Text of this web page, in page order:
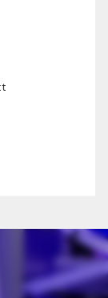
súlyától
szállítási